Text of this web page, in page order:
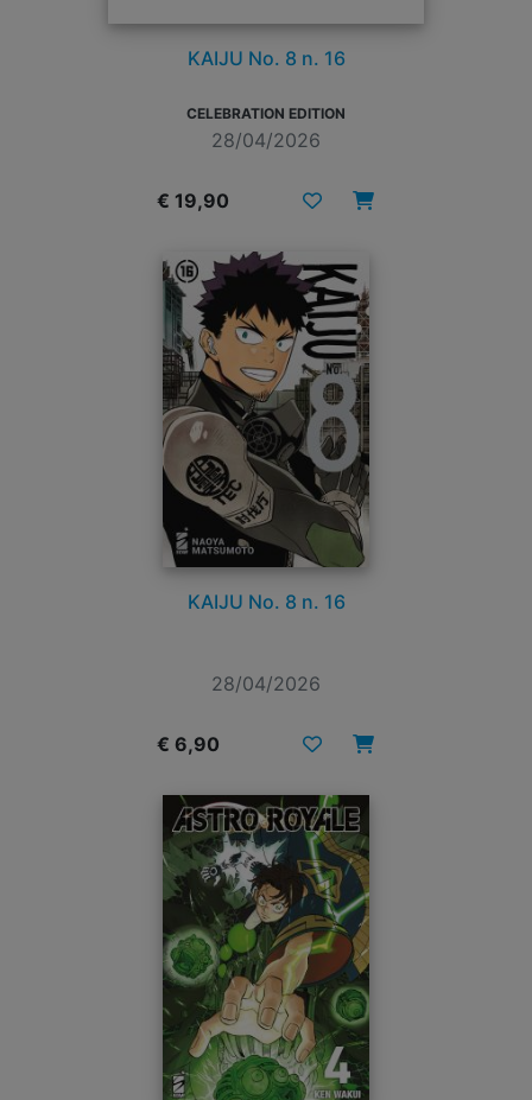
KAIJU No. 8 n. 16
CELEBRATION EDITION
28/04/2026
€ 19,90
KAIJU No. 8 n. 16
28/04/2026
€ 6,90